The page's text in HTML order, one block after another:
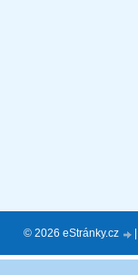
© 2026 eStránky.cz